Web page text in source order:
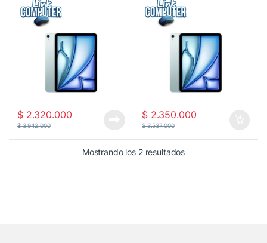
$2.320.000
$3.942.000
$2.350.000
$3.537.000
Mostrando los 2 resultadosOrdenado por los